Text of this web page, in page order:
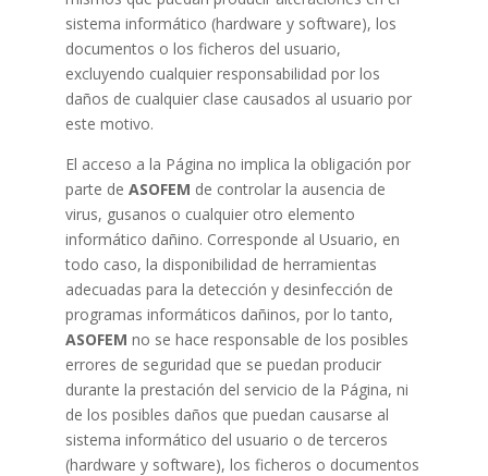
sistema informático (hardware y software), los
documentos o los ficheros del usuario,
excluyendo cualquier responsabilidad por los
daños de cualquier clase causados al usuario por
este motivo.
El acceso a la Página no implica la obligación por
parte de ASOFEM de controlar la ausencia de
virus, gusanos o cualquier otro elemento
informático dañino. Corresponde al Usuario, en
todo caso, la disponibilidad de herramientas
adecuadas para la detección y desinfección de
programas informáticos dañinos, por lo tanto,
ASOFEM no se hace responsable de los posibles
errores de seguridad que se puedan producir
durante la prestación del servicio de la Página, ni
de los posibles daños que puedan causarse al
sistema informático del usuario o de terceros
(hardware y software), los ficheros o documentos